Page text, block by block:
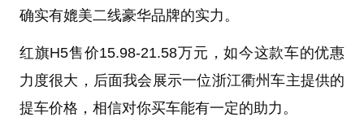
确实有媲美二线豪华品牌的实力。
红旗H5售价15.98-21.58万元，如今这款车的优惠
力度很大，后面我会展示一位浙江衢州车主提供的
提车价格，相信对你买车能有一定的助力。